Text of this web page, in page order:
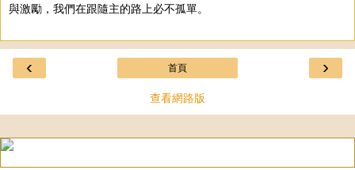
與激勵，我們在跟隨主的路上必不孤單。
‹ ›
首頁
查看網路版